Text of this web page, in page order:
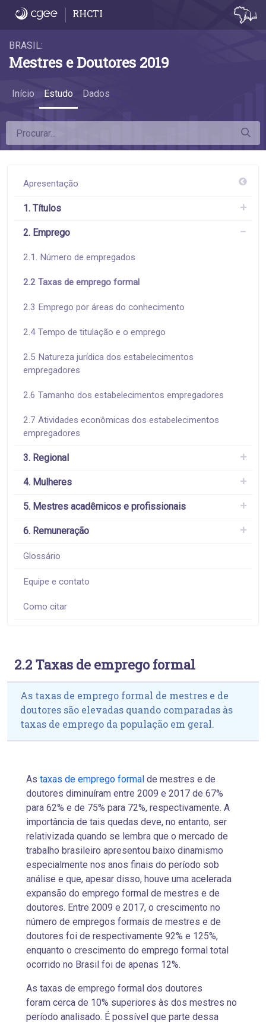
2.2 Taxas de emprego formal - 2.2 Taxas
RHCTI
BRASIL:
Mestres e Doutores 2019
Início Estudo Dados
Apresentação
1. Títulos
2. Emprego
2.1. Número de empregados
2.2 Taxas de emprego formal
2.3 Emprego por áreas do conhecimento
2.4 Tempo de titulação e o emprego
2.5 Natureza jurídica dos estabelecimentos
empregadores
2.6 Tamanho dos estabelecimentos empregadores
2.7 Atividades econômicas dos estabelecimentos
empregadores
3. Regional
4. Mulheres
5. Mestres acadêmicos e profissionais
6. Remuneração
Glossário
Equipe e contato
Como citar
2.2 Taxas de emprego formal
As taxas de emprego formal de mestres e de
doutores são elevadas quando comparadas às
taxas de emprego da população em geral.
As taxas de emprego formal de mestres e de
doutores diminuíram entre 2009 e 2017 de 67%
para 62% e de 75% para 72%, respectivamente. A
importância de tais quedas deve, no entanto, ser
relativizada quando se lembra que o mercado de
trabalho brasileiro apresentou baixo dinamismo
especialmente nos anos finais do período sob
análise e que, apesar disso, houve uma acelerada
expansão do emprego formal de mestres e de
doutores. Entre 2009 e 2017, o crescimento no
número de empregos formais de mestres e de
doutores foi de respectivamente 92% e 125%,
enquanto o crescimento do emprego formal total
ocorrido no Brasil foi de apenas 12%.
As taxas de emprego formal dos doutores
foram cerca de 10% superiores às dos mestres no
período analisado. É possível que parte dessa